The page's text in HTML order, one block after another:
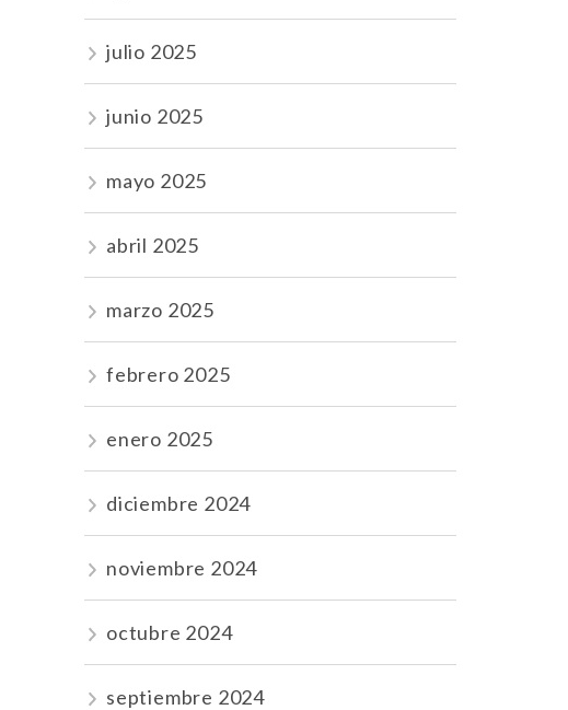
julio 2025
junio 2025
mayo 2025
abril 2025
marzo 2025
febrero 2025
enero 2025
diciembre 2024
noviembre 2024
octubre 2024
septiembre 2024